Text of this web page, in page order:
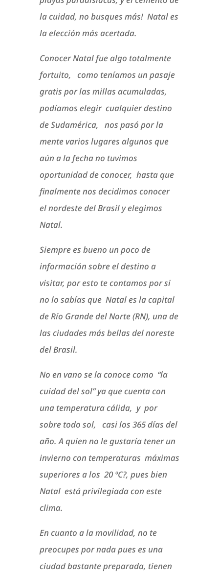
la cuidad, no busques más! Natal es
la elección más acertada.
Conocer Natal fue algo totalmente
fortuito, como teníamos un pasaje
gratis por las millas acumuladas,
podíamos elegir cualquier destino
de Sudamérica, nos pasó por la
mente varios lugares algunos que
aún a la fecha no tuvimos
oportunidad de conocer, hasta que
finalmente nos decidimos conocer
el nordeste del Brasil y elegimos
Natal.
Siempre es bueno un poco de
información sobre el destino a
visitar, por esto te contamos por si
no lo sabías que Natal es la capital
de Río Grande del Norte (RN), una de
las ciudades más bellas del noreste
del Brasil.
No en vano se la conoce como “la
cuidad del sol” ya que cuenta con
una temperatura cálida, y por
sobre todo sol, casi los 365 días del
año. A quien no le gustaría tener un
invierno con temperaturas máximas
superiores a los 20 ºC?, pues bien
Natal está privilegiada con este
clima.
En cuanto a la movilidad, no te
preocupes por nada pues es una
ciudad bastante preparada, tienen